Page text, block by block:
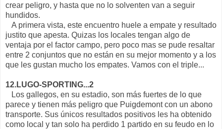
crear peligro, y hasta que no lo solventen van a seguir
hundidos.
A primera vista, este encuentro huele a empate y resultado
justito que apesta. Quizas los locales tengan algo de
ventaja por el factor campo, pero poco mas se pude resaltar
entre 2 conjuntos que no están en su mejor momento y a los
que les gustan mucho los empates. Vamos con el triple...
12.LUGO-SPORTING...2
Los gallegos, en su estadio, son más fuertes de lo que
parece y tienen más peligro que Puigdemont con un abono
transporte. Sus únicos resultados positivos les ha obtenido
como local y tan solo ha perdido 1 partido en su feudo en lo